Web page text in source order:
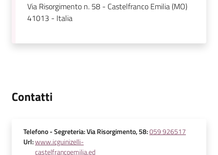
Via Risorgimento n. 58 - Castelfranco Emilia (MO)
41013 - Italia
Contatti
Telefono- Segreteria: Via Risorgimento, 58:059 926517
Url:www.icguinizelli-
castelfrancoemilia.ed